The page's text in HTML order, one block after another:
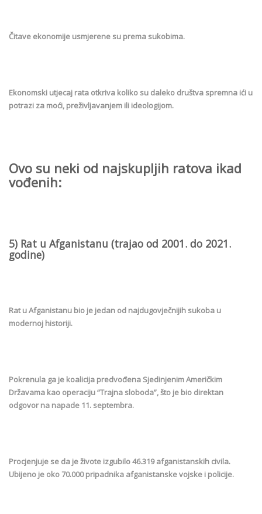
Čitave ekonomije usmjerene su prema sukobima.
Ekonomski utjecaj rata otkriva koliko su daleko društva spremna ići u
potrazi za moći, preživljavanjem ili ideologijom.
Ovo su neki od najskupljih ratova ikad
vođenih:
5) Rat u Afganistanu (trajao od 2001. do 2021.
godine)
Rat u Afganistanu bio je jedan od najdugovječnijih sukoba u
modernoj historiji.
Pokrenula ga je koalicija predvođena Sjedinjenim Američkim
Državama kao operaciju “Trajna sloboda”, što je bio direktan
odgovor na napade 11. septembra.
Procjenjuje se da je živote izgubilo 46.319 afganistanskih civila.
Ubijeno je oko 70.000 pripadnika afganistanske vojske i policije.